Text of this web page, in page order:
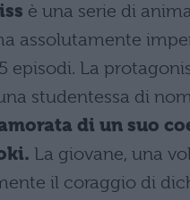
è una serie di
assolutamente
episodi. La
studentessa di
di un suo
La giovane, una
il coraggio di